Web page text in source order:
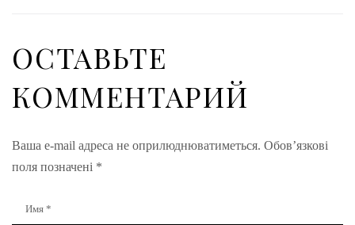
ОСТАВЬТЕ
КОММЕНТАРИЙ
Ваша e-mail адреса не оприлюднюватиметься. Обов’язкові
поля позначені *